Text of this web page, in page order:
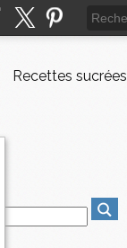
Recettes sucrées